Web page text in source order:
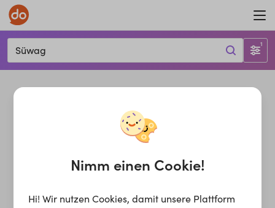
Süwag 1
Nimm einen Cookie!
Hi! Wir nutzen Cookies, damit unsere Plattform